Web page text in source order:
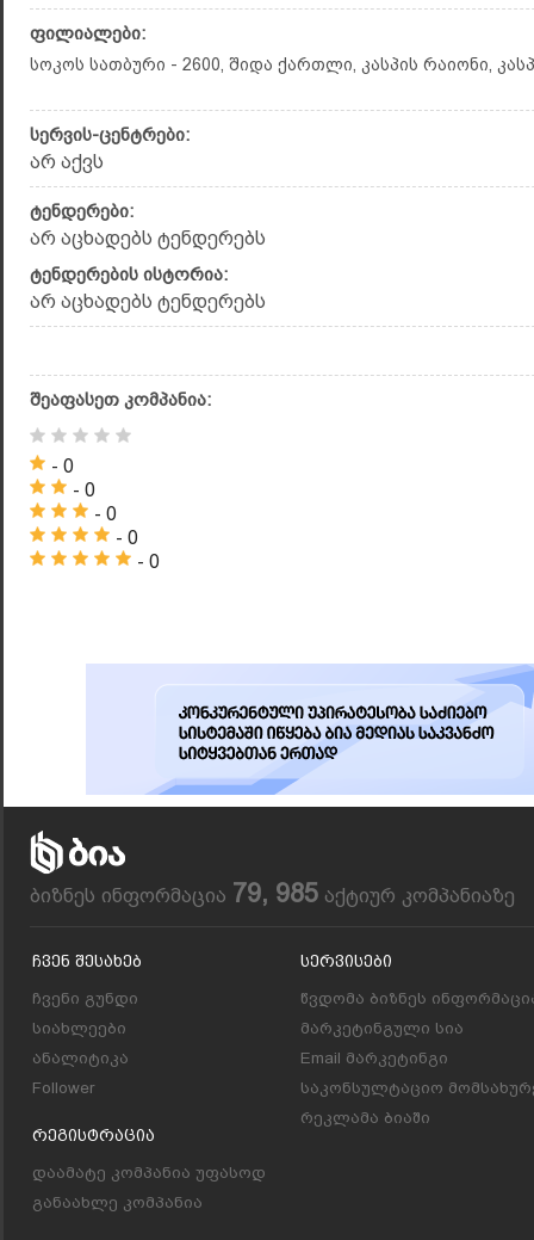
ფილიალები:
სოკოს სათბური - 2600, შიდა ქართლი, კასპის რაიონი,
სერვის-ცენტრები:
არ აქვს
ტენდერები:
არ აცხადებს ტენდერებს
ტენდერების ისტორია:
არ აცხადებს ტენდერებს
შეაფასეთ კომპანია:
- 0
- 0
- 0
- 0
- 0
ბიზნეს ინფორმაცია 79, 985 აქტიურ კომპანიაზე
Ჩვენ Შესახებ
ჩვენი გუნდი
სიახლეები
ანალიტიკა
Follower
Რეგისტრაცია
დაამატე კომპანია უფასოდ
განაახლე კომპანია
Სერვისები
წვდომა ბიზნეს
მარკეტინგული სია
Email მარკეტინგი
საკონსულტაციო
რეკლამა ბიაში